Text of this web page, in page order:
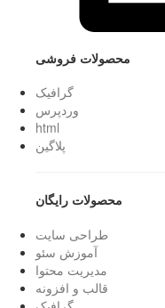
محصولات فروشی
گرافیک
وردپرس
html
پلاگین
محصولات رایگان
طراحی سایت
آموزش سئو
مدیریت محتوا
قالب و افزونه